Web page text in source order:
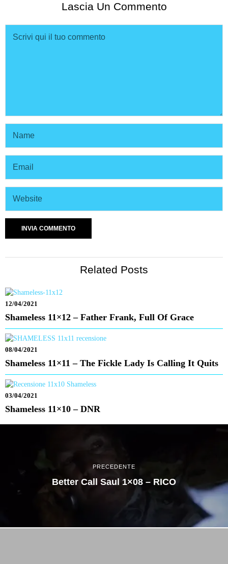
Lascia Un Commento
Related Posts
12/04/2021
Shameless 11×12 – Father Frank, Full Of Grace
08/04/2021
Shameless 11×11 – The Fickle Lady Is Calling It Quits
03/04/2021
Shameless 11×10 – DNR
PRECEDENTE
Better Call Saul 1×08 – RICO